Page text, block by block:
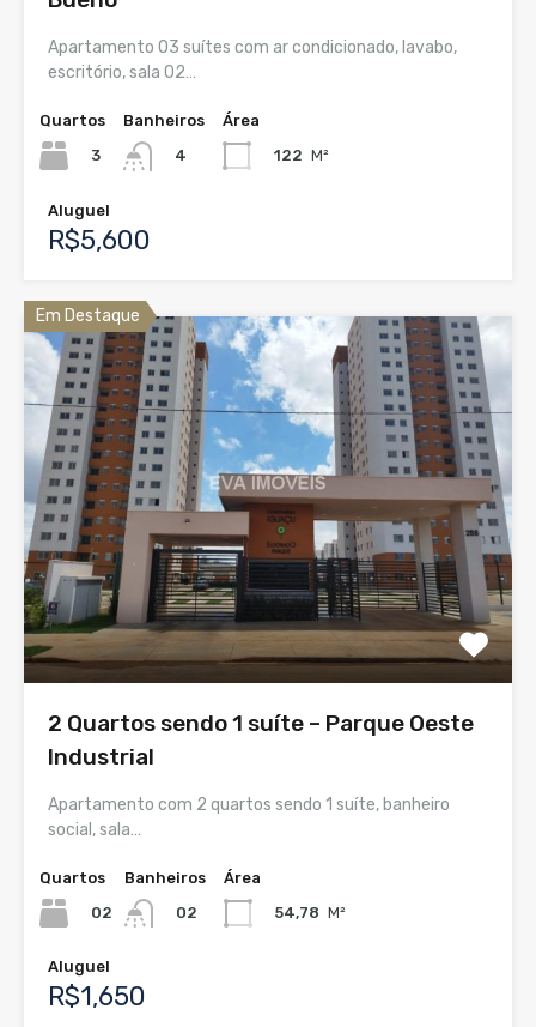
Apartamento 03 suítes com ar condicionado, lavabo,
escritório, sala 02…
Quartos
3
Banheiros
4
Área
122 M²
Aluguel
R$5,600
Em Destaque
2 Quartos sendo 1 suíte – Parque Oeste
Industrial
Apartamento com 2 quartos sendo 1 suíte, banheiro
social, sala…
Quartos
02
Banheiros
02
Área
54,78 M²
Aluguel
R$1,650